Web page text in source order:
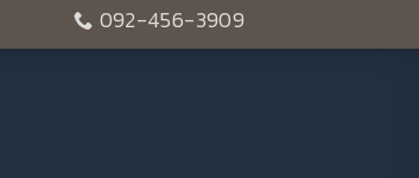
092-456-3909